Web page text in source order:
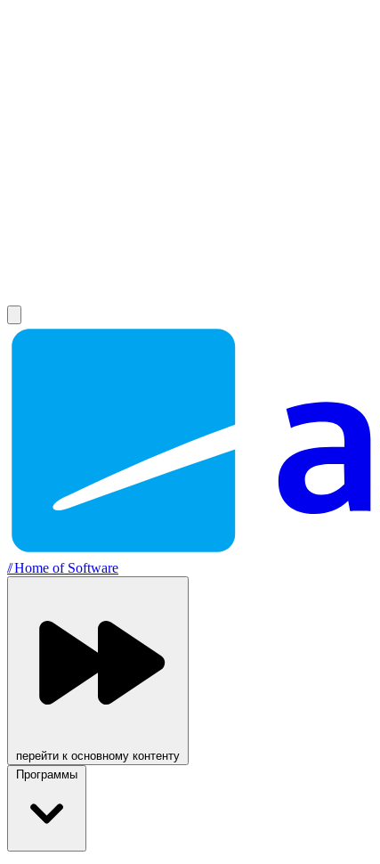
//Home of Software
перейти к основному контенту
Программы